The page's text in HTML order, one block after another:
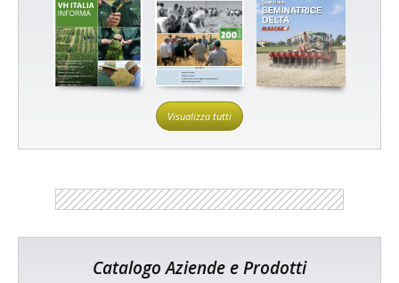
Visualizza tutti
Catalogo Aziende e Prodotti